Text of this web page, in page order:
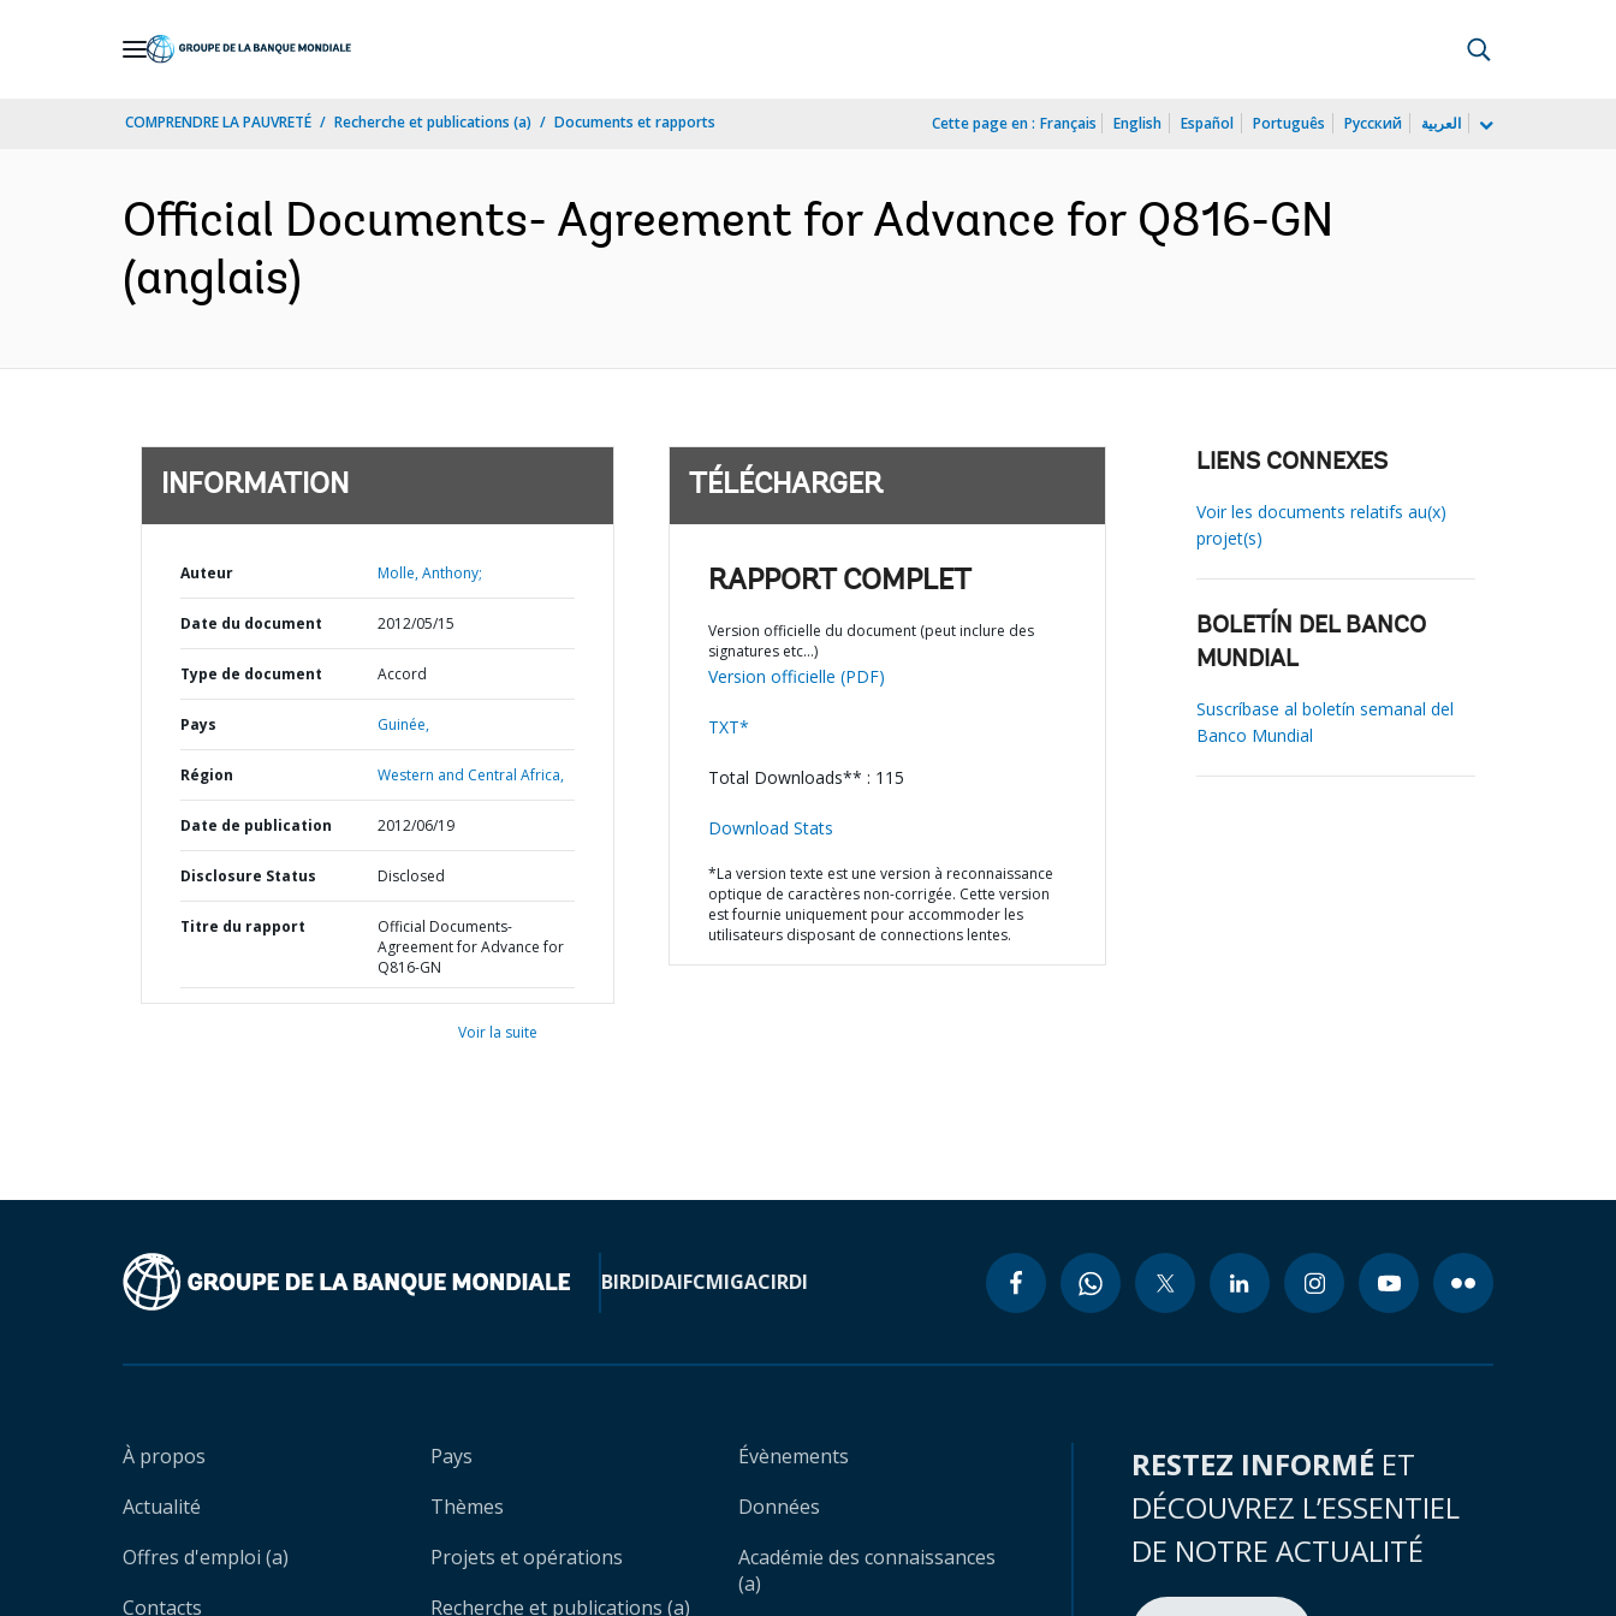
COMPRENDRE LA PAUVRETÉ Recherche et publications (a) Documents et rapports Cette page en : Français English Español Português Русский العربية
Official Documents- Agreement for Advance for Q816-GN
(anglais)
INFORMATION
Auteur Molle, Anthony;
Date du document 2012/05/15
Type de document Accord
Pays Guinée,
Région Western and Central Africa,
Date de publication 2012/06/19
Disclosure Status Disclosed
Titre du rapport
Official Documents-
Agreement for Advance for
Q816-GN
Voir la suite
TÉLÉCHARGER
RAPPORT COMPLET
Version officielle du document (peut inclure des
signatures etc…)
Version officielle (PDF)
TXT*
Total Downloads** : 115
Download Stats
*La version texte est une version à reconnaissance
optique de caractères non-corrigée. Cette version
est fournie uniquement pour accommoder les
utilisateurs disposant de connections lentes.
LIENS CONNEXES
Voir les documents relatifs au(x)
projet(s)
BOLETÍN DEL BANCO
MUNDIAL
Suscríbase al boletín semanal del
Banco Mundial
BIRDIDAIFCMIGACIRDI
À propos
Actualité
Offres d'emploi (a)
Contacts
Pays
Thèmes
Projets et opérations
Recherche et publications (a)
Évènements
Données
Académie des connaissances
(a)
RESTEZ INFORMÉ ET
DÉCOUVREZ L’ESSENTIEL
DE NOTRE ACTUALITÉ